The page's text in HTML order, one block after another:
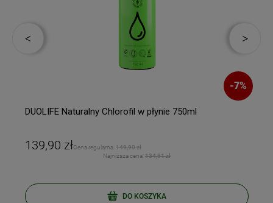
-7%
DUOLIFE Naturalny Chlorofil w płynie 750ml
139,90 złCena regularna: 149,90 zł
Najniższa cena: 134,91 zł
DO KOSZYKA